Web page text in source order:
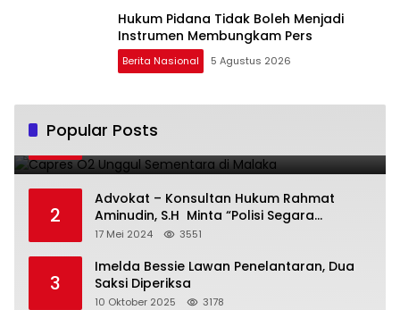
Hukum Pidana Tidak Boleh Menjadi
Instrumen Membungkam Pers
Berita Nasional 5 Agustus 2026
Popular Posts
1 Capres O2 Unggul Sementara di Malaka
2
Advokat – Konsultan Hukum Rahmat
Aminudin, S.H Minta “Polisi Segara
Tuntaskan Kasus Vina”
17 Mei 2024 3551
3
Imelda Bessie Lawan Penelantaran, Dua
Saksi Diperiksa
10 Oktober 2025 3178